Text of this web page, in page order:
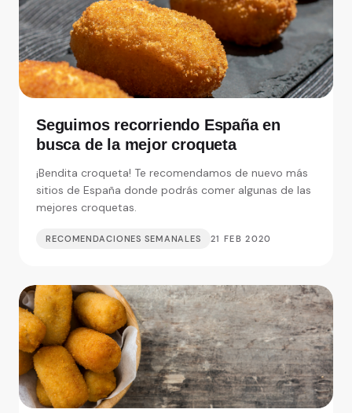
Seguimos recorriendo España en
busca de la mejor croqueta
¡Bendita croqueta! Te recomendamos de nuevo más
sitios de España donde podrás comer algunas de las
mejores croquetas.
RECOMENDACIONES SEMANALES 21 FEB 2020